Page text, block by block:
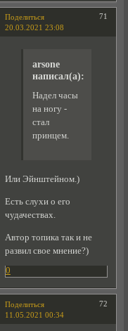
Поделиться
71
20.03.2021 23:08
arsone
написал(а):
Надел часы
на ногу -
стал
принцем.
Или Эйнштейном.)
Есть слухи о его
чудачествах.
Автор топика так и не
развил свое мнение?)
0
Поделиться
72
11.05.2021 00:34